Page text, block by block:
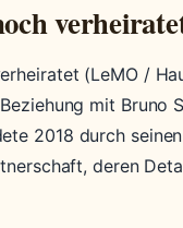
(LeMO /
mit Bruno
2018 durch
deren